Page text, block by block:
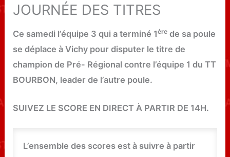
JOURNÉE DES TITRES
Ce samedi l’équipe 3 qui a terminé 1ėre de sa poule
se déplace à Vichy pour disputer le titre de
champion de Pré- Régional contre l’équipe 1 du TT
BOURBON, leader de l’autre poule.
SUIVEZ LE SCORE EN DIRECT À PARTIR DE 14H.
L’ensemble des scores est à suivre à partir